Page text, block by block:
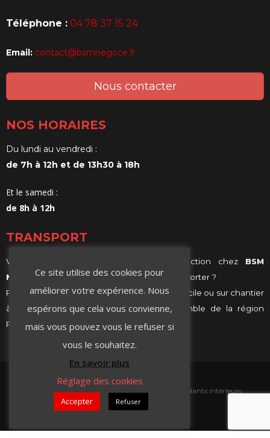
Téléphone : 04 78 37 15 24
Email: contact@bsmnegoce.fr
Nous contacter
NOS HORAIRES
Du lundi au vendredi :
de 7h à 12h et de 13h30 à 18h
Et le samedi :
de 8h à 12h
TRANSPORT
Vous achetez vos matériaux de construction chez BSM
Negoceet vous ne savez comment les transporter ?
Profitez de notre services de livraison, à domicile ou sur chantier
à Villeurbanne, Lyon ou même sur l’ensemble de la région
Rhône-Alpes.
Contact Isolation extérieure
Isolants intérieurs
Ce site utilise des cookies pour
améliorer votre expérience. Nous
espérons que cela vous convienne,
mais vous pouvez vous le refuser si
vous le souhaitez.
En savoir plus
Réglage des cookies
Accepter Refuser